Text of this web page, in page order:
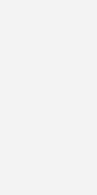
verlässliche,
zu sorgen –
Förderung. Mit
für